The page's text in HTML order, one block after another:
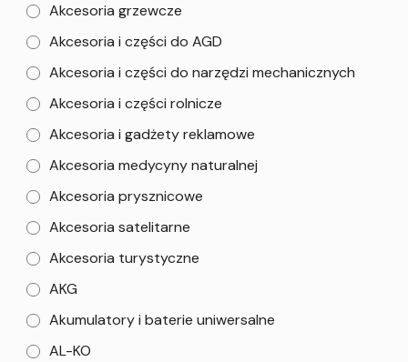
Akcesoria grzewcze
Akcesoria i części do AGD
Akcesoria i części do narzędzi mechanicznych
Akcesoria i części rolnicze
Akcesoria i gadżety reklamowe
Akcesoria medycyny naturalnej
Akcesoria prysznicowe
Akcesoria satelitarne
Akcesoria turystyczne
AKG
Akumulatory i baterie uniwersalne
AL-KO